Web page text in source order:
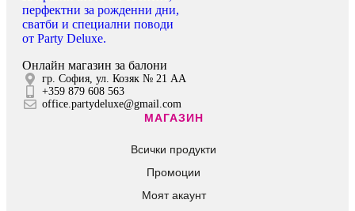
гр. София, ул. Козяк № 21 АА
+359 879 608 563
office.partydeluxe@gmail.com
МАГАЗИН
Промоции
Моят акаунт
Списък с желания